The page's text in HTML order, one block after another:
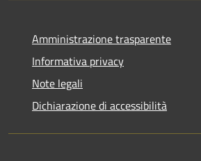
Amministrazione trasparente
Informativa privacy
Note legali
Dichiarazione di accessibilità